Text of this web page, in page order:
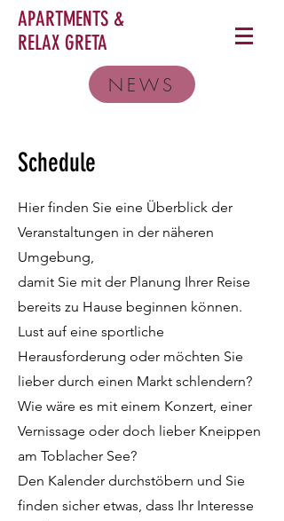
APARTMENTS &
RELAX GRETA
NEWS
Schedule
Hier finden Sie eine Überblick der
Veranstaltungen in der näheren
Umgebung,
damit Sie mit der Planung Ihrer Reise
bereits zu Hause beginnen können.
Lust auf eine sportliche
Herausforderung oder möchten Sie
lieber durch einen Markt schlendern?
Wie wäre es mit einem Konzert, einer
Vernissage oder doch lieber Kneippen
am Toblacher See?
Den Kalender durchstöbern und Sie
finden sicher etwas, dass Ihr Interesse